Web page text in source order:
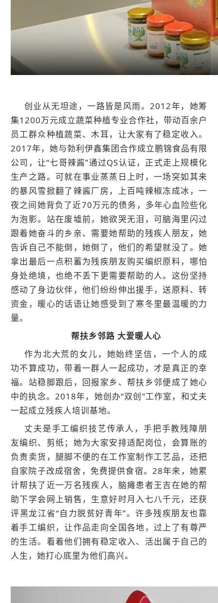
创业从无坦途，一路皆是风雨。2012年，她筹
集1200万元成立蔬菜种植专业合作社，带动百余户
员工群众种植蔬菜、木耳，让大家有了稳定收入。
2017年，她与勃利伊鑫集团合作成立鹏锦食品有限
公司，让“七哥辣酱”通过QS认证，正式走上规模化
生产之路。可就在事业蒸蒸日上时，一场突如其来
的暴风雪掀翻了辣酱厂房，上百吨辣椒冻成冰，一
夜之间她背负了近70万元的债务，多年心血险些化
为泡影。站在废墟前，她欲哭无泪，可脑海里闪过
跟着她奋斗的乡亲、需要她帮助的残疾人朋友，她
告诉自己不能倒，她倒了，他们的希望就没了。她
拿出最后一点积蓄为残疾朋友购买编织原料，哪怕
身处绝境，也绝不丢下更需要帮助的人。这份坚持
感动了身边伙伴，他们纷纷伸出援手，送原料、转
资金，暖心的话语让她感受到了寒冬里最温暖的力
量。
帮扶乡邻路 大爱暖人心
作为北大荒的女儿，她始终坚信，一个人的成
功不算成功，带着一群人一起成功，才是真正的幸
福。站稳脚跟后，回报家乡、帮扶乡邻便成了她心
中的执念。2018年，她创办“双创”工作室，和丈夫
一起成立残疾人培训基地。
丈夫是手工编织技艺传承人，手把手教残障朋
友编织、剪纸；她为大家安排适配岗位，会算账的
负责卖货，腿脚不便的在工作室制作工艺品，还把
自家院子改成宿舍，免费提供食宿。28年来，她累
计帮扶了近一万名残疾人，脑瘫患者王吉在她的帮
助下学会网上销售，生意好时月入七八千元，还获
评黑龙江省“自力脱贫好青年”。许多残疾朋友也靠
着手工编织，让作品走向全国各地，过上了有尊严
的生活。看着他们拥有稳定收入、活出属于自己的
人生，她打心底里为他们高兴。